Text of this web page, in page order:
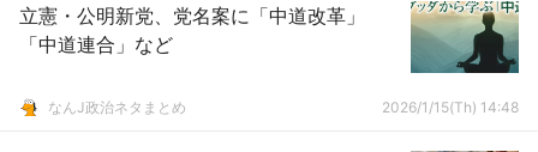
立憲・公明新党、党名案に「中道改革」
「中道連合」など
なんJ政治ネタまとめ 2026/1/15(Th) 14:48